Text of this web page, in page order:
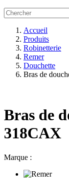
Accueil
Produits
Robinetterie
Remer
Douchette
Bras de
Bras de
318CAX
Marque :